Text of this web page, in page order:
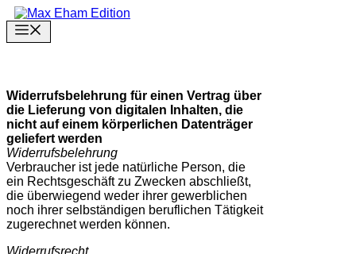
Zum
Inhalt
springen
Widerrufsbelehrung für einen Vertrag über
die Lieferung von digitalen Inhalten, die
nicht auf einem körperlichen Datenträger
geliefert werden
Widerrufsbelehrung
Verbraucher ist jede natürliche Person, die
ein Rechtsgeschäft zu Zwecken abschließt,
die überwiegend weder ihrer gewerblichen
noch ihrer selbständigen beruflichen Tätigkeit
zugerechnet werden können.
Widerrufsrecht